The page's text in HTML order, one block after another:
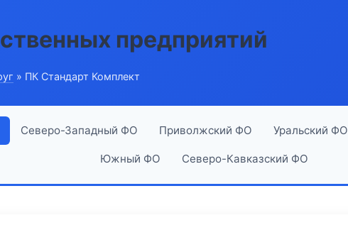
предприятий
» ПК Стандарт Комплект
Северо-Западный ФО Приволжский ФО Уральский ФО
Южный ФО Северо-Кавказский ФО